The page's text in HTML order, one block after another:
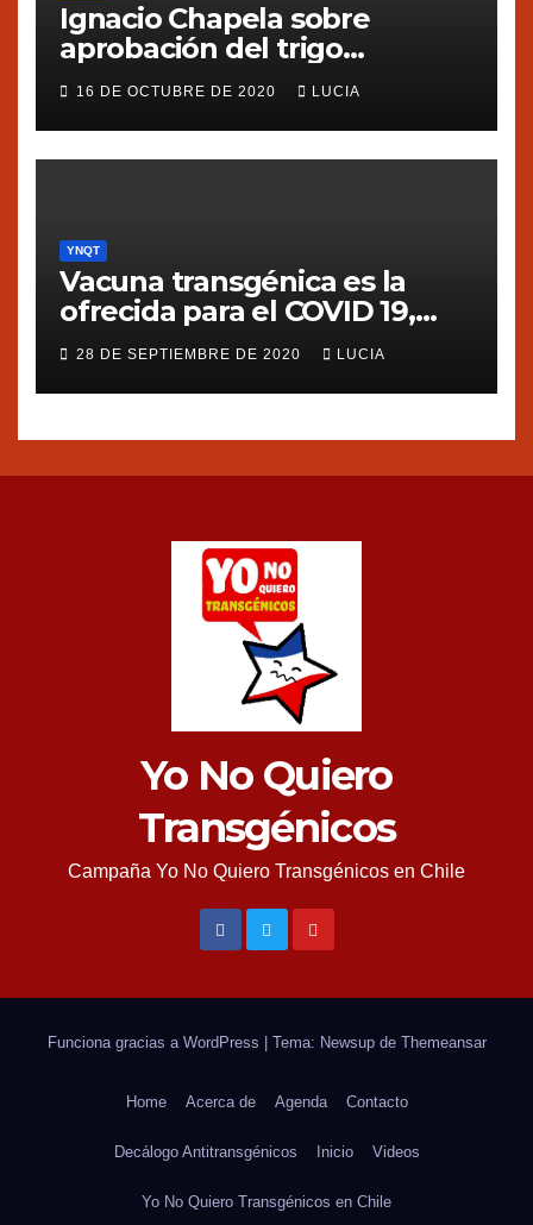
Ignacio Chapela sobre
aprobación del trigo
transgénico en Argentina
16 DE OCTUBRE DE 2020 LUCIA
YNQT
Vacuna transgénica es la
ofrecida para el COVID 19,
dice Silvia Ribeiro de ETC
group
28 DE SEPTIEMBRE DE 2020 LUCIA
Yo No Quiero
Transgénicos
Campaña Yo No Quiero Transgénicos en Chile
Funciona gracias a WordPress Tema: Newsup de Themeansar
Home Acerca de Agenda Contacto
Decálogo Antitransgénicos Inicio Videos
Yo No Quiero Transgénicos en Chile